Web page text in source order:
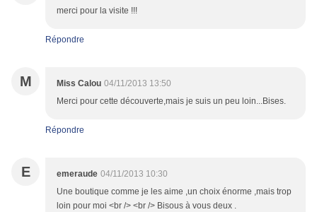
merci pour la visite !!!
Répondre
M Miss Calou 04/11/2013 13:50
Merci pour cette découverte,mais je suis un peu loin...Bises.
Répondre
E emeraude 04/11/2013 10:30
Une boutique comme je les aime ,un choix énorme ,mais trop
loin pour moi <br /> <br /> Bisous à vous deux .